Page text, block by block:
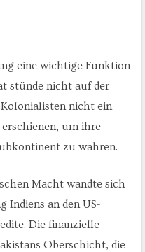
eine wichtige Funktion
stünde nicht auf der
nicht ein
um ihre
zu wahren.
Macht wandte sich
Indiens an den US-
Die finanzielle
Oberschicht, die